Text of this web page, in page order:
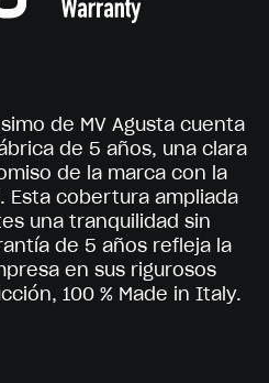
de MV Agusta cuenta
de 5 años, una clara
de la marca con la
Esta cobertura ampliada
una tranquilidad sin
de 5 años refleja la
en sus rigurosos
100 % Made in Italy.